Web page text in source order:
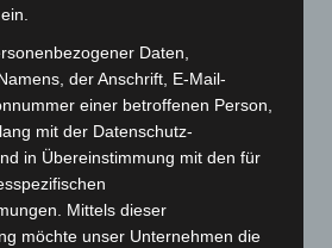
bei McDonald’s-Umbau in
beschädigt
nach Abschaltung von
Market“ erhoben
Daten,
der Anschrift, E-Mail-
einer betroffenen Person,
mit der Datenschutz-
in Übereinstimmung mit den für
Mittels dieser
möchte unser Unternehmen die